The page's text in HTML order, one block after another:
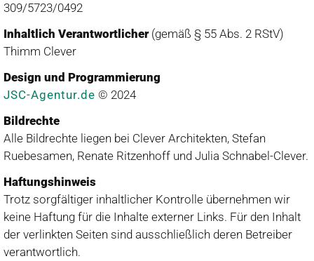
309/5723/0492
Inhaltlich Verantwortlicher(gemäß § 55 Abs. 2 RStV)
Thimm Clever
Design und Programmierung
JSC-Agentur.de © 2024
Bildrechte
Alle Bildrechte liegen bei Clever Architekten, Stefan
Ruebesamen, Renate Ritzenhoff und Julia Schnabel-Clever.
Haftungshinweis
Trotz sorgfältiger inhaltlicher Kontrolle übernehmen wir
keine Haftung für die Inhalte externer Links. Für den Inhalt
der verlinkten Seiten sind ausschließlich deren Betreiber
verantwortlich.